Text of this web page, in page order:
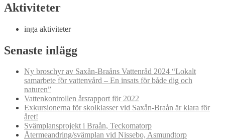
Aktiviteter
inga aktiviteter
Senaste inlägg
Ny broschyr av Saxån-Braåns Vattenråd 2024 “Lokalt
samarbete för vattenvård – En insats för både dig och
naturen”
Vattenkontrollen årsrapport för 2022
Exkursionerna för skolklasser vid Saxån-Braån är klara för
året!
Svämplansprojekt i Braån, Teckomatorp
Återmeandring/svämplan vid Nissebo, Asmundtorp